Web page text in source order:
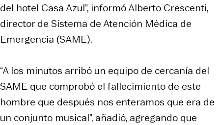
del hotel Casa Azul”, informó Alberto Crescenti,
director de Sistema de Atención Médica de
Emergencia (SAME).
“A los minutos arribó un equipo de cercanía del
SAME que comprobó el fallecimiento de este
hombre que después nos enteramos que era de
un conjunto musical”, añadió, agregando que